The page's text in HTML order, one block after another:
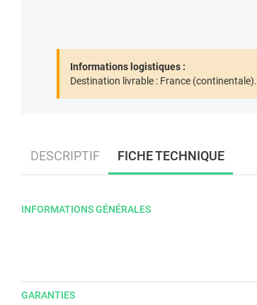
Informations logistiques :
Destination livrable : France (continentale).
DESCRIPTIF FICHE TECHNIQUE
INFORMATIONS GÉNÉRALES
GARANTIES